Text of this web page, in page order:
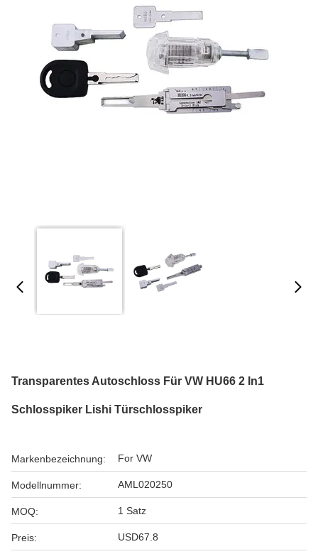
Transparentes Autoschloss Für VW HU66 2 In1
Schlosspiker Lishi Türschlosspiker
Markenbezeichnung: For VW
Modellnummer: AML020250
MOQ: 1 Satz
Preis: USD67.8